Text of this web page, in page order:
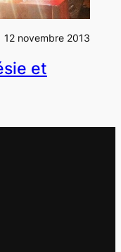
12 novembre 2013
et